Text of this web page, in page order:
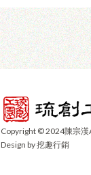
Copyright © 2024陳宗
Design by 挖趣行銷